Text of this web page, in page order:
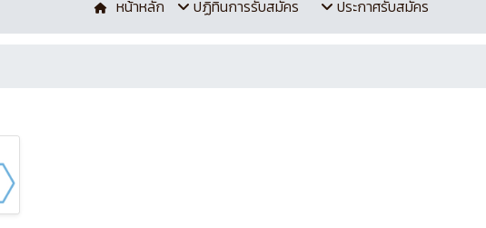
หน้าหลัก ปฏิทินการรับสมัคร ประกาศรับสมัคร